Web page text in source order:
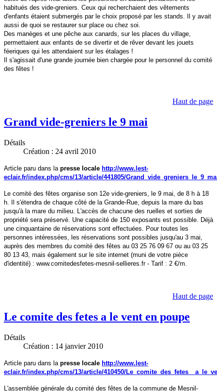
habitués des vide-greniers. Ceux qui recherchaient des vêtements
d'enfants étaient submergés par le choix proposé par les stands. Il y avait
aussi de quoi se restaurer sur place ou chez soi.
Des manèges et une pêche aux canards, sur les places du village,
permettaient aux enfants de se divertir et de rêver devant les jouets
féeriques qui les attendaient sur les étalages !
Il s'agissait d'une grande journée bien chargée pour le personnel du comité
des fêtes !
Haut de page
Grand vide-greniers le 9 mai
Détails
Création : 24 avril 2010
Article paru dans la presse locale http://www.lest-
eclair.fr/index.php/cms/13/article/441805/
Le comité des fêtes organise son 12e vide-greniers, le 9 mai, de 8 h à 18
h. Il s'étendra de chaque côté de la Grande-Rue, depuis la mare du bas
jusqu'à la mare du milieu. L'accès de chacune des ruelles et sorties de
propriété sera préservé. Une capacité de 150 exposants est possible. Déjà
une cinquantaine de réservations sont effectuées. Pour toutes les
personnes intéressées, les réservations sont possibles jusqu'au 3 mai,
auprès des membres du comité des fêtes au 03 25 76 09 67 ou au 03 25
80 13 43, mais également sur le site internet (muni de votre pièce
d'identité) : www.comitedesfetes-mesnil-sellieres.fr - Tarif : 2 €/m.
Haut de page
Le comite des fetes a le vent en poupe
Détails
Création : 14 janvier 2010
Article paru dans la presse locale http://www.lest-
eclair.fr/index.php/cms/13/article/410450/
L'assemblée générale du comité des fêtes de la commune de Mesnil-